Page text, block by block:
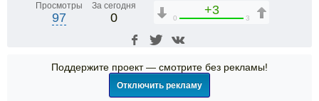
Просмотры
97
За сегодня
0
+3
0 3
Поддержите проект — смотрите без рекламы!
Отключить рекламу